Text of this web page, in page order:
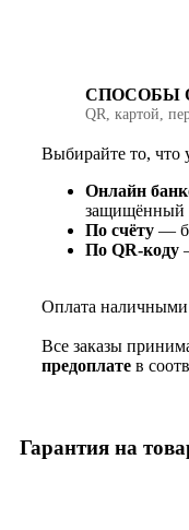
СПОСОБЫ
QR, картой,
Выбирайте то, что
Онлайн
защищённый
По счёту —
По QR‑коду
Оплата
Все заказы
предоплате в
Гарантия на